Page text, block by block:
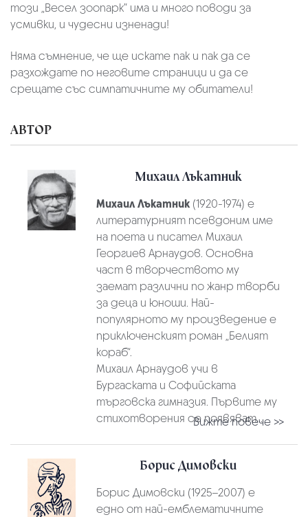
този „Весел зоопарк” има и много поводи за
усмивки, и чудесни изненади!
Няма съмнение, че ще искате пак и пак да се
разхождате по неговите страници и да се
срещате със симпатичните му обитатели!
АВТОР
Михаил Лъкатник
Михаил Лъкатник(1920-1974) е
литературният псевдоним име
на поета и писател Михаил
Георгиев Арнаудов. Основна
част в творчеството му
заемат различни по жанр творби
за деца и юноши. Най-
популярното му произведение е
приключенският роман „Белият
кораб“.
Михаил Арнаудов учи в
Бургаската и Софийската
търговска гимназия. Първите му
стихотворения се появяват...
Вижте повече >>
Борис Димовски
Борис Димовски (1925–2007) е
едно от най-емблематичните